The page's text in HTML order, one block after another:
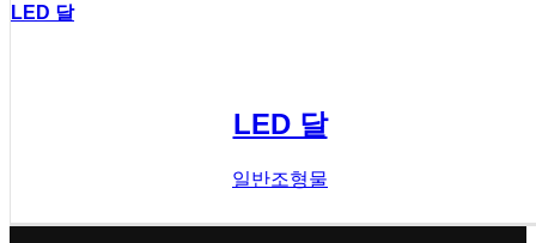
LED 달
LED 달
일반조형물